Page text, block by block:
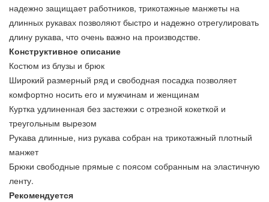
надежно защищает работников, трикотажные манжеты на
длинных рукавах позволяют быстро и надежно отрегулировать
длину рукава, что очень важно на производстве.
Конструктивное описание
Костюм из блузы и брюк
Широкий размерный ряд и свободная посадка позволяет
комфортно носить его и мужчинам и женщинам
Куртка удлиненная без застежки с отрезной кокеткой и
треугольным вырезом
Рукава длинные, низ рукава собран на трикотажный плотный
манжет
Брюки свободные прямые с поясом собранным на эластичную
ленту.
Рекомендуется